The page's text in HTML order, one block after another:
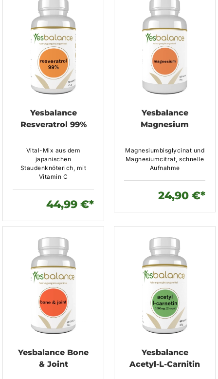
Yesbalance
Resveratrol 99%
Vital-Mix aus dem
japanischen
Staudenknöterich, mit
Vitamin C
44,99 €*
Yesbalance
Magnesium
Magnesiumbisglycinat und
Magnesiumcitrat, schnelle
Aufnahme
24,90 €*
Yesbalance Bone
& Joint
Yesbalance
Acetyl-L-Carnitin